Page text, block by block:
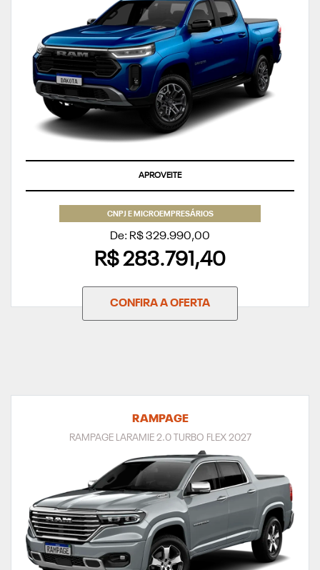
APROVEITE
CNPJ E MICROEMPRESÁRIOS
De: R$ 329.990,00
R$ 283.791,40
CONFIRA A OFERTA
RAMPAGE
RAMPAGE LARAMIE 2.0 TURBO FLEX 2027